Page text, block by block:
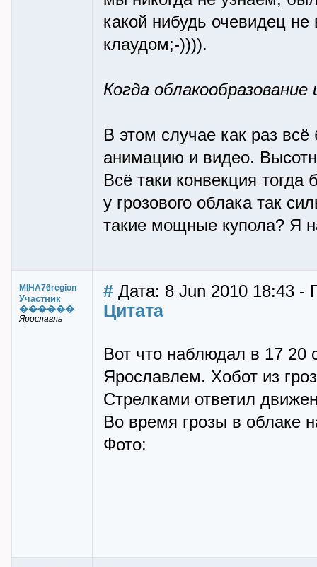
какой нибудь очевидец
клаудом;-)))).
Когда
В этом случае как раз
анимацию и видео.
Всё таки конвекция
у грозового облака так
такие мощные купола? Я
MIHA76region
Участник
������
Ярославль
# Дата: 8 Jun 2010 18:43 -
Цитата
Вот что наблюдал в 17 20
Ярославлем. Хобот из
Стрелками ответил
Во время грозы в облаке
Фото: